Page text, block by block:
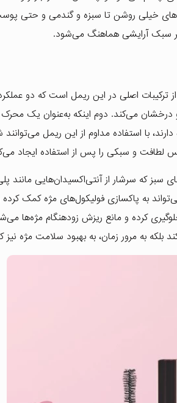
خیلی روشن تا سبزه و گندمی و حتی
سبک آرایشی هماهنگ می‌شود.
اصلی در این ریمل است که دو
و درخشان می‌کند. دوم اینکه به‌عنوان یک
با استفاده مداوم از این ریمل
لطافت و سبکی را پس از استفاده ایجاد
سبز که سرشار از آنتی‌اکسیدان‌هایی
به پاکسازی فولیکول‌های مژه کمک
کرده و مانع ریزش زودهنگام مژه‌ها
بلکه به مرور زمان، به بهبود سلامت مژه